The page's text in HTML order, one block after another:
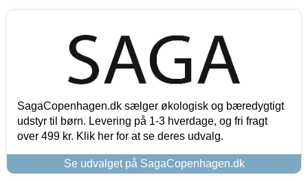
SagaCopenhagen.dk sælger økologisk og bæredygtigt
udstyr til børn. Levering på 1-3 hverdage, og fri fragt
over 499 kr. Klik her for at se deres udvalg.
Se udvalget på SagaCopenhagen.dk